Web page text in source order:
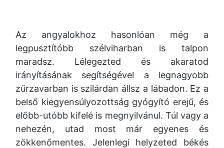
Az angyalokhoz hasonlóan még a
legpusztítóbb szélviharban is talpon
maradsz. Lélegezted és akaratod
irányításának segítségével a legnagyobb
zűrzavarban is szilárdan állsz a lábadon. Ez a
belső kiegyensúlyozottság gyógyító erejű, és
előbb-utóbb kifelé is megnyilvánul. Túl vagy a
nehezén, utad most már egyenes és
zökkenőmentes. Jelenlegi helyzeted békés